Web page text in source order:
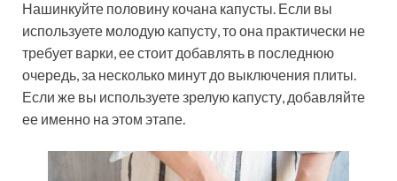
Нашинкуйте половину кочана капусты. Если вы
используете молодую капусту, то она практически не
требует варки, ее стоит добавлять в последнюю
очередь, за несколько минут до выключения плиты.
Если же вы используете зрелую капусту, добавляйте
ее именно на этом этапе.